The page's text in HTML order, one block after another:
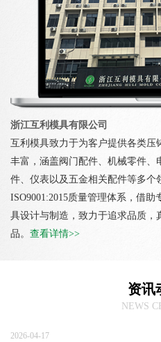
浙江互利模具有限公司
互利模具致力于为客户提供各类压
丰富，涵盖阀门配件、机械零件、
件、仪表以及五金相关配件等多个
ISO9001:2015质量管理体系，借
具设计与制造，致力于追求品质，
品。 查看详情>>
资讯
NEWS
2026-04-17